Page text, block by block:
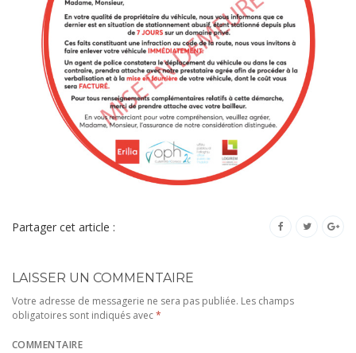
Partager cet article :
LAISSER UN COMMENTAIRE
Votre adresse de messagerie ne sera pas publiée. Les champs
obligatoires sont indiqués avec*
COMMENTAIRE